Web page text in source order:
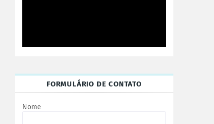
FORMULÁRIO DE CONTATO
Nome